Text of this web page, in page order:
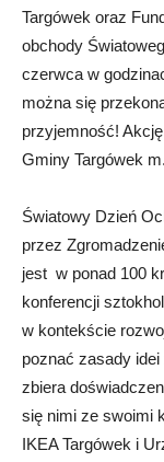
Targówek oraz
obchody
czerwca w
można się
przyjemność!
Gminy Targówek
Światowy Dzień
przez
jest w ponad 100
konferencji
w kontekście
poznać zasady
zbiera
się nimi ze swoimi
IKEA Targówek i